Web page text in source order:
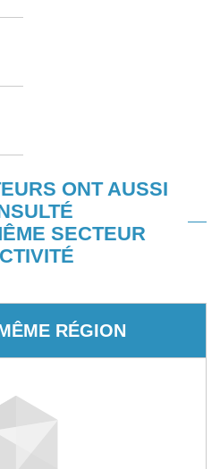
ONT AUSSI
SECTEUR
RÉGION